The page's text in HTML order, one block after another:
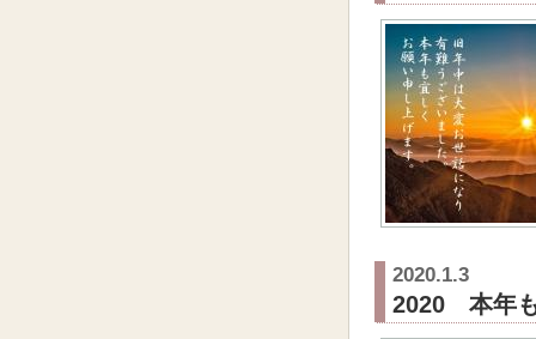
2020.1.3
2020 本年